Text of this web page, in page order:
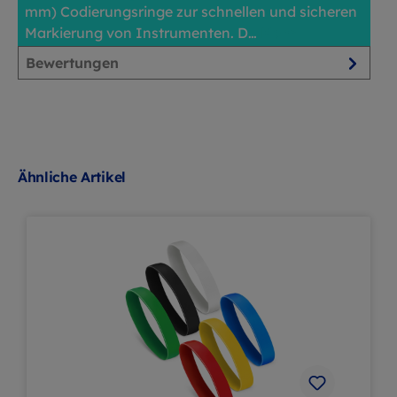
mm) Codierungsringe zur schnellen und sicheren
Markierung von Instrumenten. D…
Bewertungen
Ähnliche Artikel